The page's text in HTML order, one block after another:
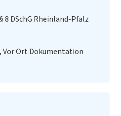
DSchG Rheinland-Pfalz
Ort Dokumentation